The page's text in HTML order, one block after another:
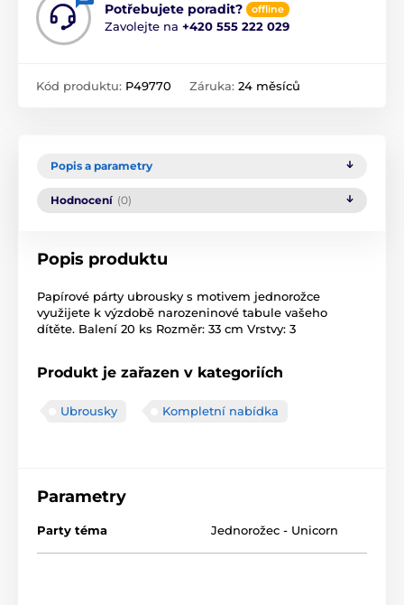
Potřebujete poradit? offline
Zavolejte na +420 555 222 029
Kód produktu: P49770 Záruka: 24 měsíců
Popis a parametry
Hodnocení (0)
Popis produktu
Papírové párty ubrousky s motivem jednorožce
využijete k výzdobě narozeninové tabule vašeho
dítěte. Balení 20 ks Rozměr: 33 cm Vrstvy: 3
Produkt je zařazen v kategoriích
Ubrousky Kompletní nabídka
Parametry
Party téma Jednorožec - Unicorn